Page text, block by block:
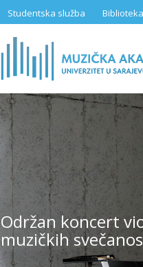
Studentska služba Biblioteka
Održan koncert
muzičkih